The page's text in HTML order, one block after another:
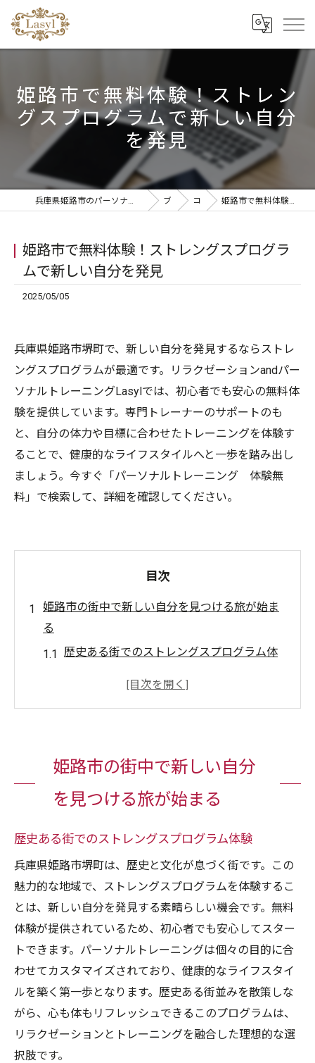
姫路市で無料体験！ストレン
グスプログラムで新しい自分
を発見
兵庫県姫路市のパーソナルジムならリラクゼーションandパーソナルトレーニングLasyl ブログ コラム 姫路市で無料体験！ストレングスプログラムで新しい自分を発見
姫路市で無料体験！ストレングスプログラ
ムで新しい自分を発見
2025/05/05
兵庫県姫路市堺町で、新しい自分を発見するならストレ
ングスプログラムが最適です。リラクゼーションandパー
ソナルトレーニングLasylでは、初心者でも安心の無料体
験を提供しています。専門トレーナーのサポートのも
と、自分の体力や目標に合わせたトレーニングを体験す
ることで、健康的なライフスタイルへと一歩を踏み出し
ましょう。今すぐ「パーソナルトレーニング 体験無
料」で検索して、詳細を確認してください。
目次
姫路市の街中で新しい自分を見つける旅が始ま
る
歴史ある街でのストレングスプログラム体
姫路市でのトレーニングがもたらす充実感
ストレングスプログラムが姫路市で人気の
無料体験で初めてのパーソナルトレーニングを
試してみよう
初めての一歩を踏み出す安心感
パーソナルトレーニングの基礎知識
無料体験で得られる具体的な効果とは
トレーナーが提供するカスタマイズプラン
体験から始まる目標設定と達成
ストレングスプログラムで体力の現状を知る重
要性
姫路市の街中で新しい自分
を見つける旅が始まる
歴史ある街でのストレングスプログラム体験
兵庫県姫路市堺町は、歴史と文化が息づく街です。この
魅力的な地域で、ストレングスプログラムを体験するこ
とは、新しい自分を発見する素晴らしい機会です。無料
体験が提供されているため、初心者でも安心してスター
トできます。パーソナルトレーニングは個々の目的に合
わせてカスタマイズされており、健康的なライフスタイ
ルを築く第一歩となります。歴史ある街並みを散策しな
がら、心も体もリフレッシュできるこのプログラムは、
リラクゼーションとトレーニングを融合した理想的な選
択肢です。